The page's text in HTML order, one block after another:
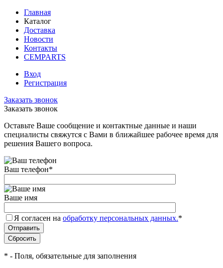
Главная
Каталог
Доставка
Новости
Контакты
CEMPARTS
Вход
Регистрация
Заказать звонок
Заказать звонок
Оставьте Ваше сообщение и контактные данные и наши
специалисты свяжутся с Вами в ближайшее рабочее время для
решения Вашего вопроса.
Ваш телефон*
Ваше имя
Я согласен на обработку персональных данных.*
* - Поля, обязательные для заполнения